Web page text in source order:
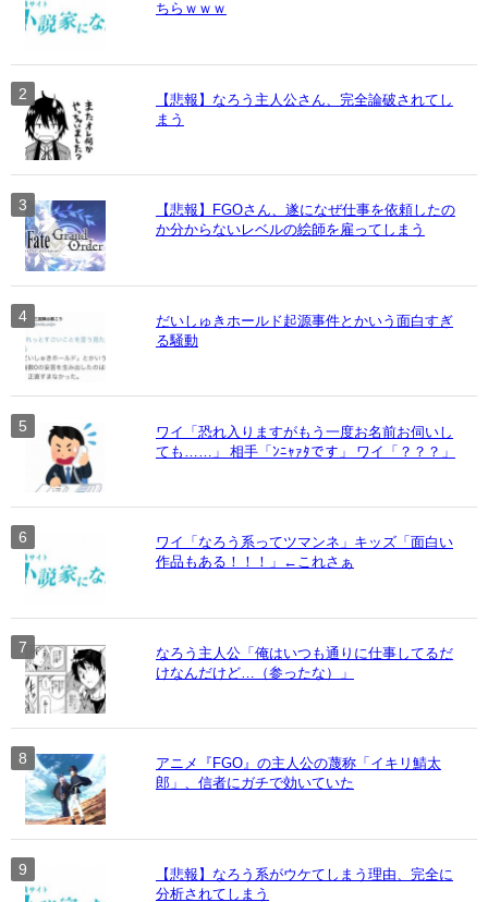
ちらｗｗｗ
【悲報】なろう主人公さん、完全論破されてし
まう
【悲報】FGOさん、遂になぜ仕事を依頼したの
か分からないレベルの絵師を雇ってしまう
だいしゅきホールド起源事件とかいう面白すぎ
る騒動
ワイ「恐れ入りますがもう一度お名前お伺いし
ても……」 相手「ﾝﾆｬｧﾀです」 ワイ「？？？」
ワイ「なろう系ってツマンネ」キッズ「面白い
作品もある！！！」←これさぁ
なろう主人公「俺はいつも通りに仕事してるだ
けなんだけど…（参ったな）」
アニメ『FGO』の主人公の蔑称「イキリ鯖太
郎」、信者にガチで効いていた
【悲報】なろう系がウケてしまう理由、完全に
分析されてしまう